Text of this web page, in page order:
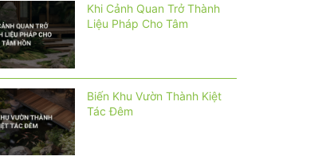
Khi Cảnh Quan Trở Thành
Liệu Pháp Cho Tâm
Biến Khu Vườn Thành Kiệt
Tác Đêm